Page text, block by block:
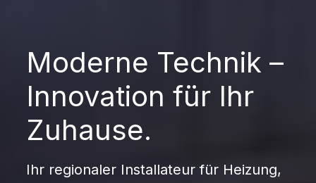
Moderne Technik –
Innovation für Ihr
Zuhause.
Ihr regionaler Installateur für Heizung,